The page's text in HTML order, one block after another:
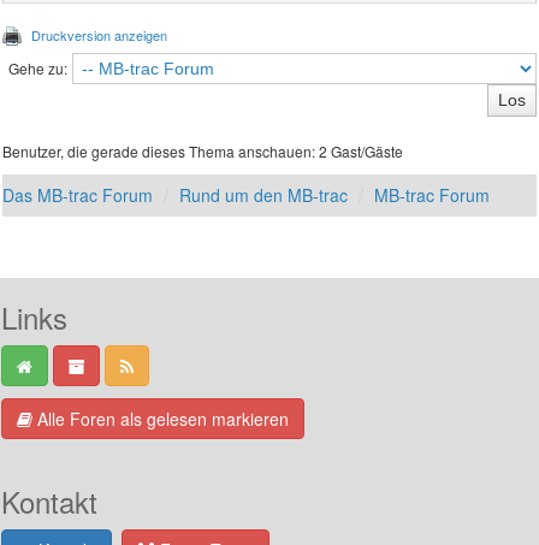
Druckversion anzeigen
Gehe zu:
Benutzer, die gerade dieses Thema anschauen: 2 Gast/Gäste
Das MB-trac Forum Rund um den MB-trac MB-trac Forum
Links
Alle Foren als gelesen markieren
Kontakt